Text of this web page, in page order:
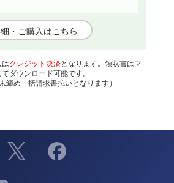
・ご購入はこちら
はクレジット決済となります。領収書はマ
ダウンロード可能です。
締め一括請求書払いとなります）